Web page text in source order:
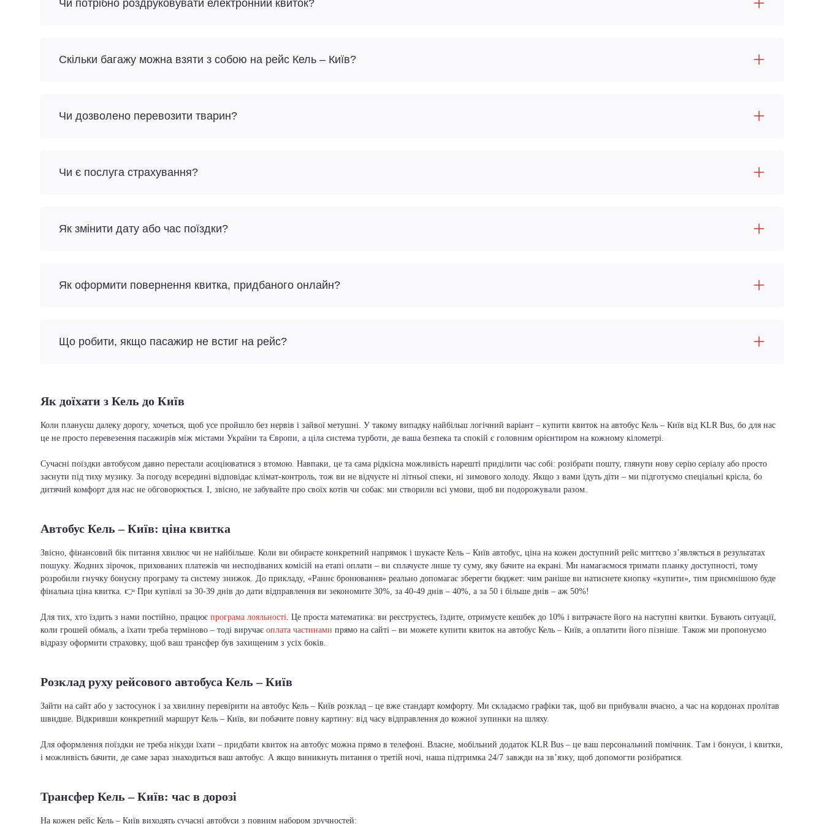
Чи потрібно роздруковувати електронний квиток?
Скільки багажу можна взяти з собою на рейс Кель – Київ?
Чи дозволено перевозити тварин?
Чи є послуга страхування?
Як змінити дату або час поїздки?
Як оформити повернення квитка, придбаного онлайн?
Що робити, якщо пасажир не встиг на рейс?
Як доїхати з Кель до Київ
Коли плануєш далеку дорогу, хочеться, щоб усе пройшло без нервів і зайвої метушні. У такому випадку найбільш логічний варіант – купити квиток на автобус Кель – Київ від KLR Bus, бо для нас
це не просто перевезення пасажирів між містами України та Європи, а ціла система турботи, де ваша безпека та спокій є головним орієнтиром на кожному кілометрі.
Сучасні поїздки автобусом давно перестали асоціюватися з втомою. Навпаки, це та сама рідкісна можливість нарешті приділити час собі: розібрати пошту, глянути нову серію серіалу або просто
заснути під тиху музику. За погоду всередині відповідає клімат-контроль, тож ви не відчуєте ні літньої спеки, ні зимового холоду. Якщо з вами їдуть діти – ми підготуємо спеціальні крісла, бо
дитячий комфорт для нас не обговорюється. І, звісно, не забувайте про своїх котів чи собак: ми створили всі умови, щоб ви подорожували разом.
Автобус Кель – Київ: ціна квитка
Звісно, фінансовий бік питання хвилює чи не найбільше. Коли ви обираєте конкретний напрямок і шукаєте Кель – Київ автобус, ціна на кожен доступний рейс миттєво з’являється в результатах
пошуку. Жодних зірочок, прихованих платежів чи несподіваних комісій на етапі оплати – ви сплачуєте лише ту суму, яку бачите на екрані. Ми намагаємося тримати планку доступності, тому
розробили гнучку бонусну програму та систему знижок. До прикладу, «Раннє бронювання» реально допомагає зберегти бюджет: чим раніше ви натиснете кнопку «купити», тим приємнішою буде
фінальна ціна квитка. 👉 При купівлі за 30-39 днів до дати відправлення ви зекономите 30%, за 40-49 днів – 40%, а за 50 і більше днів – аж 50%!
Для тих, хто їздить з нами постійно, працює програма лояльності. Це проста математика: ви реєструєтесь, їздите, отримуєте кешбек до 10% і витрачаєте його на наступні квитки. Бувають ситуації,
коли грошей обмаль, а їхати треба терміново – тоді виручає оплата частинами прямо на сайті – ви можете купити квиток на автобус Кель – Київ, а оплатити його пізніше. Також ми пропонуємо
відразу оформити страховку, щоб ваш трансфер був захищеним з усіх боків.
Розклад руху рейсового автобуса Кель – Київ
Зайти на сайт або у застосунок і за хвилину перевірити на автобус Кель – Київ розклад – це вже стандарт комфорту. Ми складаємо графіки так, щоб ви прибували вчасно, а час на кордонах пролітав
швидше. Відкривши конкретний маршрут Кель – Київ, ви побачите повну картину: від часу відправлення до кожної зупинки на шляху.
Для оформлення поїздки не треба нікуди їхати – придбати квиток на автобус можна прямо в телефоні. Власне, мобільний додаток KLR Bus – це ваш персональний помічник. Там і бонуси, і квитки,
і можливість бачити, де саме зараз знаходиться ваш автобус. А якщо виникнуть питання о третій ночі, наша підтримка 24/7 завжди на зв’язку, щоб допомогти розібратися.
Трансфер Кель – Київ: час в дорозі
На кожен рейс Кель – Київ виходять сучасні автобуси з повним набором зручностей: